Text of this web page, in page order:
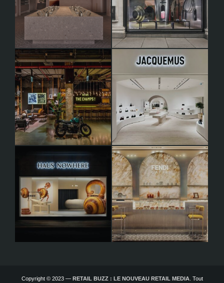
Copyright © 2023 — RETAIL BUZZ : LE NOUVEAU RETAIL MEDIA. Tout